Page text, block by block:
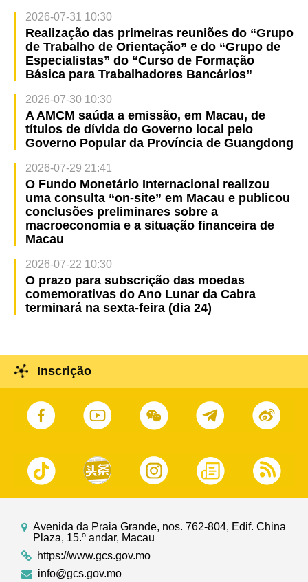
2026-07-31 10:30
Realização das primeiras reuniões do “Grupo
de Trabalho de Orientação” e do “Grupo de
Especialistas” do “Curso de Formação
Básica para Trabalhadores Bancários”
2026-07-30 10:30
A AMCM saúda a emissão, em Macau, de
títulos de dívida do Governo local pelo
Governo Popular da Província de Guangdong
2026-07-29 21:41
O Fundo Monetário Internacional realizou
uma consulta “on-site” em Macau e publicou
conclusões preliminares sobre a
macroeconomia e a situação financeira de
Macau
2026-07-22 10:30
O prazo para subscrição das moedas
comemorativas do Ano Lunar da Cabra
terminará na sexta-feira (dia 24)
Inscrição
Avenida da Praia Grande, nos. 762-804, Edif. China
Plaza, 15.º andar, Macau
https://www.gcs.gov.mo
info@gcs.gov.mo